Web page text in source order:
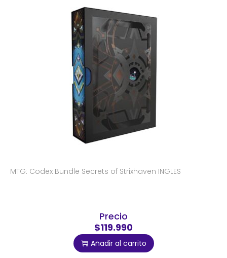
MTG: Codex Bundle Secrets of Strixhaven INGLES
Precio
$119.990
Añadir al carrito